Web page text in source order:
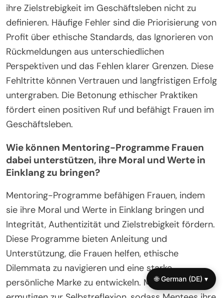
ihre Zielstrebigkeit im Geschäftsleben nicht zu
definieren. Häufige Fehler sind die Priorisierung von
Profit über ethische Standards, das Ignorieren von
Rückmeldungen aus unterschiedlichen
Perspektiven und das Fehlen klarer Grenzen. Diese
Fehltritte können Vertrauen und langfristigen Erfolg
untergraben. Die Betonung ethischer Praktiken
fördert einen positiven Ruf und befähigt Frauen im
Geschäftsleben.
Wie können Mentoring-Programme Frauen
dabei unterstützen, ihre Moral und Werte in
Einklang zu bringen?
Mentoring-Programme befähigen Frauen, indem
sie ihre Moral und Werte in Einklang bringen und
Integrität, Authentizität und Zielstrebigkeit fördern.
Diese Programme bieten Anleitung und
Unterstützung, die Frauen helfen, ethische
Dilemmata zu navigieren und eine starke
persönliche Marke zu entwickeln. Mentoren
🌐 German (DE) ▾